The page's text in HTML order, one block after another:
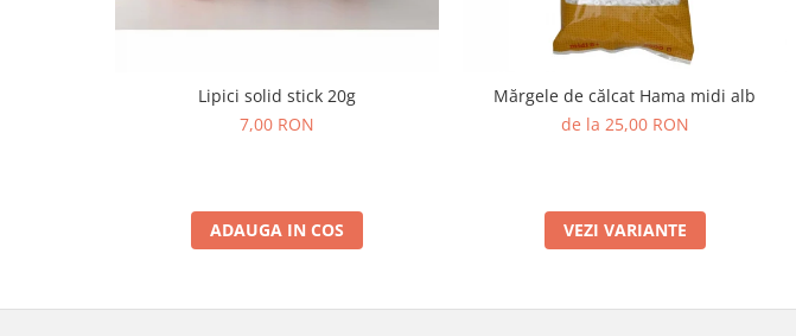
Perceperea timpului - TimeTimer
Terapie de integrare senzorială
Lipici solid stick 20g
7,00 RON
ADAUGA IN COS
Mărgele de călcat Hama midi alb
de la 25,00 RON
VEZI VARIANTE